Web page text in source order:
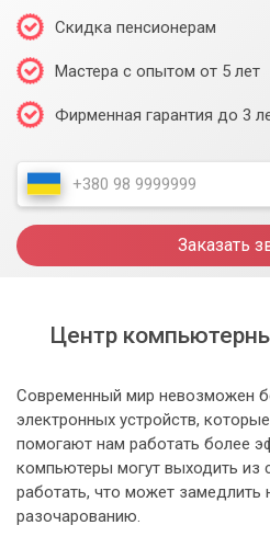
Скидка пенсионерам
Мастера с опытом от 5 лет
Фирменная гарантия до 3
Заказать
Центр
Современный мир невозможен
электронных устройств,
помогают нам работать более
компьютеры могут выходить из
работать, что может замедлить
разочарованию.